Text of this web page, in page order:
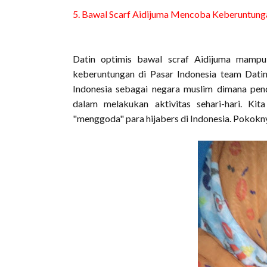
5. Bawal Scarf Aidijuma Mencoba
Datin optimis bawal scraf Aidijuma
keberuntungan di Pasar Indonesia team
Indonesia sebagai negara muslim dimana
dalam melakukan aktivitas sehari-hari.
"menggoda" para hijabers di Indonesia.